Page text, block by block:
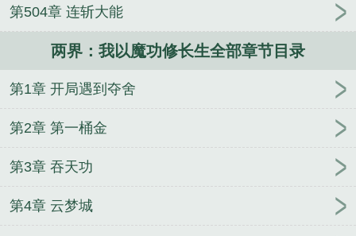
子，我怒考黄埔 全网黑上恋综后，我爆红了
从车迟
第504章 连斩大能
两界：我以魔功修长生全部章节目录
第1章 开局遇到夺舍
第2章 第一桶金
第3章 吞天功
第4章 云梦城